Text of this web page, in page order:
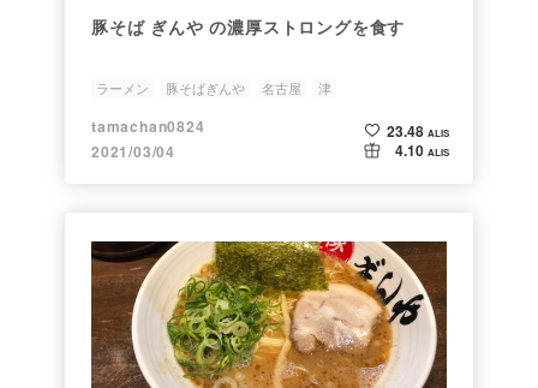
豚そば ぎんや の濃厚ストロングを食す
ラーメン 豚そばぎんや 名古屋 津
tamachan0824
2021/03/04
23.48 ALIS
4.10 ALIS